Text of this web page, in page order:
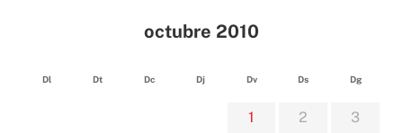
octubre 2010
Dl Dt Dc Dj Dv Ds Dg
1 2 3